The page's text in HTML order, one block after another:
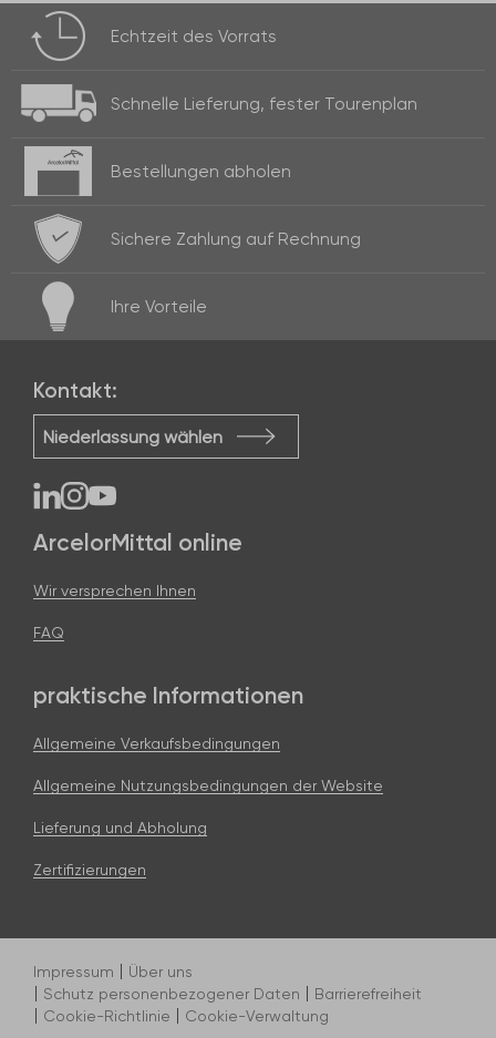
Echtzeit des Vorrats
Schnelle Lieferung, fester Tourenplan
Bestellungen abholen
Sichere Zahlung auf Rechnung
Ihre Vorteile
ArcelorMittal online
Wir versprechen Ihnen
FAQ
praktische Informationen
Allgemeine Verkaufsbedingungen
Allgemeine Nutzungsbedingungen der Website
Lieferung und Abholung
Zertifizierungen
Kontakt:
Niederlassung wählen
Impressum
Über uns
Schutz personenbezogener Daten
Barrierefreiheit
Cookie-Richtlinie
Cookie-Verwaltung